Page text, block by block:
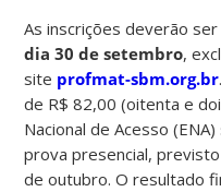
As inscrições deverão
dia 30 de setembro,
site profmat-sbm.org.br
de R$ 82,00 (oitenta e
Nacional de Acesso
prova presencial,
de outubro. O resultado